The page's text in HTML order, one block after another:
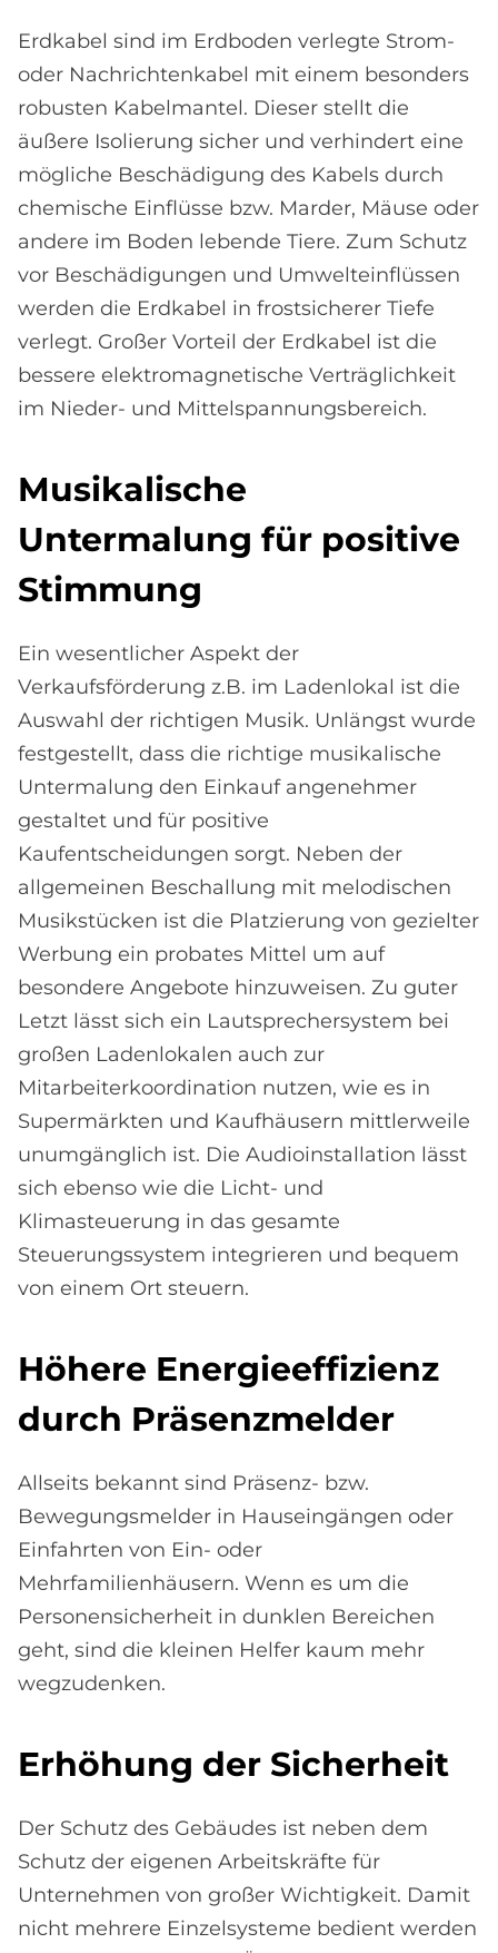
Erdkabel sind im Erdboden verlegte Strom-
oder Nachrichtenkabel mit einem besonders
robusten Kabelmantel. Dieser stellt die
äußere Isolierung sicher und verhindert eine
mögliche Beschädigung des Kabels durch
chemische Einflüsse bzw. Marder, Mäuse oder
andere im Boden lebende Tiere. Zum Schutz
vor Beschädigungen und Umwelteinflüssen
werden die Erdkabel in frostsicherer Tiefe
verlegt. Großer Vorteil der Erdkabel ist die
bessere elektromagnetische Verträglichkeit
im Nieder- und Mittelspannungsbereich.
Mu­si­ka­li­sche
Un­ter­ma­lung für po­si­ti­ve
Stim­mung
Ein wesentlicher Aspekt der
Verkaufsförderung z.B. im Ladenlokal ist die
Auswahl der richtigen Musik. Unlängst wurde
festgestellt, dass die richtige musikalische
Untermalung den Einkauf angenehmer
gestaltet und für positive
Kaufentscheidungen sorgt. Neben der
allgemeinen Beschallung mit melodischen
Musikstücken ist die Platzierung von gezielter
Werbung ein probates Mittel um auf
besondere Angebote hinzuweisen. Zu guter
Letzt lässt sich ein Lautsprechersystem bei
großen Ladenlokalen auch zur
Mitarbeiterkoordination nutzen, wie es in
Supermärkten und Kaufhäusern mittlerweile
unumgänglich ist. Die Audioinstallation lässt
sich ebenso wie die Licht- und
Klimasteuerung in das gesamte
Steuerungssystem integrieren und bequem
von einem Ort steuern.
Hö­he­re En­er­gie­ef­fi­zi­enz
durch Prä­senz­mel­der
Allseits bekannt sind Präsenz- bzw.
Bewegungsmelder in Hauseingängen oder
Einfahrten von Ein- oder
Mehrfamilienhäusern. Wenn es um die
Personensicherheit in dunklen Bereichen
geht, sind die kleinen Helfer kaum mehr
wegzudenken.
Er­hö­hung der Si­cher­heit
Der Schutz des Gebäudes ist neben dem
Schutz der eigenen Arbeitskräfte für
Unternehmen von großer Wichtigkeit. Damit
nicht mehrere Einzelsysteme bedient werden